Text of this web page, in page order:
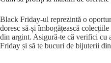
Black Friday-ul reprezintă o
doresc să-și îmbogățească
din argint. Asigură-te că verifici cu
Friday și să te bucuri de bijuterii